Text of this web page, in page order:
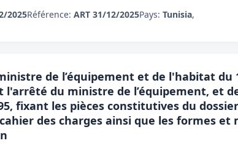
2025Référence: ART 31/12/2025Pays: Tunisia,
de l’équipement et de l'habitat du
l'arrêté du ministre de l’équipement, et
fixant les pièces constitutives du
des charges ainsi que les formes et